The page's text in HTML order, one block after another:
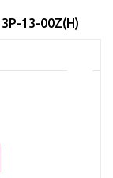
13-00Z(H)